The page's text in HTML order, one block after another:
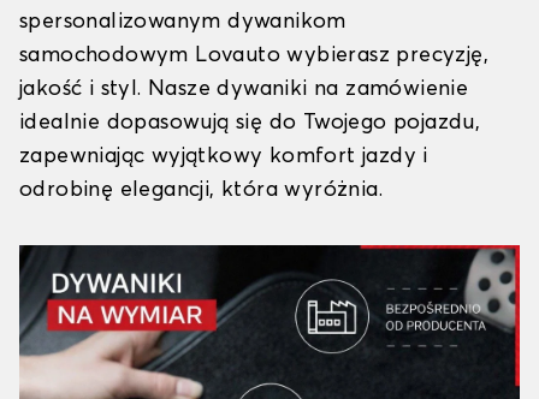
spersonalizowanym dywanikom
samochodowym Lovauto wybierasz precyzję,
jakość i styl. Nasze dywaniki na zamówienie
idealnie dopasowują się do Twojego pojazdu,
zapewniając wyjątkowy komfort jazdy i
odrobinę elegancji, która wyróżnia.